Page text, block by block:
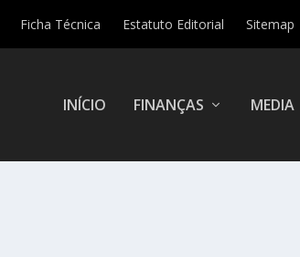
Ficha Técnica Estatuto Editorial Sitemap
INÍCIO FINANÇAS MEDIA